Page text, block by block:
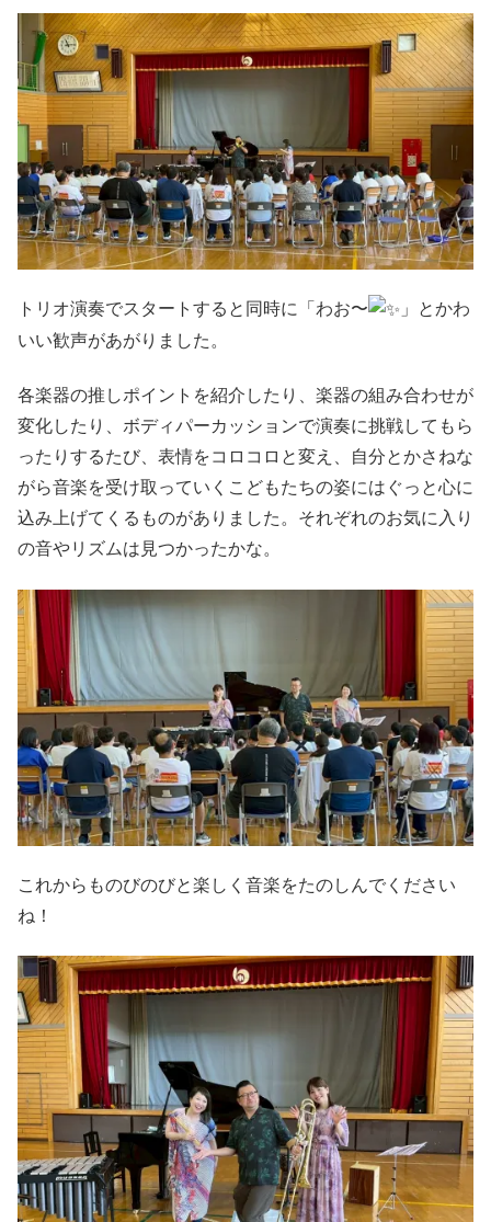
トリオ演奏でスタートすると同時に「わお〜
」とかわ
いい歓声があがりました。
各楽器の推しポイントを紹介したり、楽器の組み合わせが
変化したり、ボディパーカッションで演奏に挑戦してもら
ったりするたび、表情をコロコロと変え、自分とかさねな
がら音楽を受け取っていくこどもたちの姿にはぐっと心に
込み上げてくるものがありました。それぞれのお気に入り
の音やリズムは見つかったかな。
これからものびのびと楽しく音楽をたのしんでください
ね！